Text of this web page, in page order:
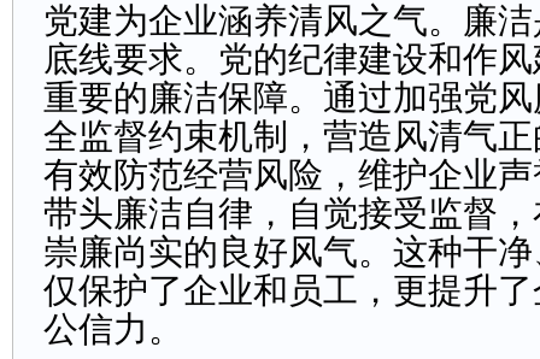
党建为企业涵养清风之气。廉
底线要求。党的纪律建设和作
重要的廉洁保障。通过加强党
全监督约束机制，营造风清气
有效防范经营风险，维护企业
带头廉洁自律，自觉接受监督
崇廉尚实的良好风气。这种干
仅保护了企业和员工，更提升
公信力。